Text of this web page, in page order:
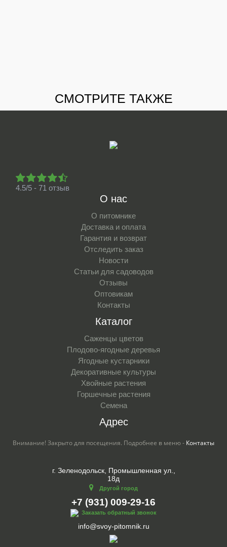
СМОТРИТЕ ТАКЖЕ
4.5/5 - 71 отзыв
О нас
О питомнике
Доставка и оплата
Гарантия и возврат
Отследить заказ
Новости
Статьи для садоводов
Отзывы
Оптовикам
Контакты
Каталог
Саженцы цветов
Плодово-ягодные деревья
Ягодные кустарники
Декоративные культуры
Хвойные растения
Горшечные растения
Семена
Адрес
Внимание! Закрыто для посещения. Подробнее в меню - Контакты
г. Зеленодольск, Промышленная ул.,
18д
Другой город
+7 (931) 009-29-16
Заказать обратный звонок
info@svoy-pitomnik.ru